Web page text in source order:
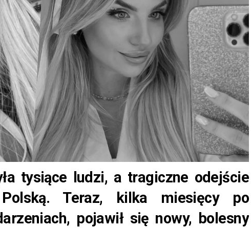
tysiące ludzi, a tragiczne odejście
Polską. Teraz, kilka miesięcy po
pojawił się nowy, bolesny